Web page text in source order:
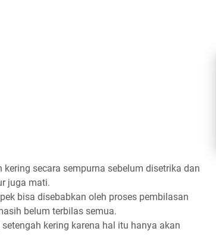
secara sempurna sebelum disetrika dan
juga mati.
bisa disebabkan oleh proses pembilasan
belum terbilas semua.
kering karena hal itu hanya akan